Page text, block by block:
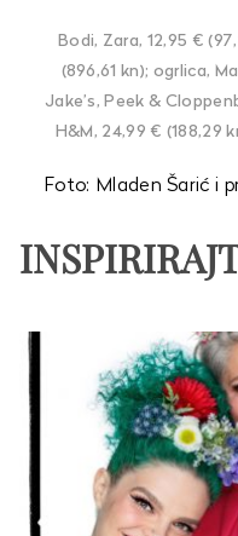
Bodi, Zara, 12,95 €
(896,61 kn); ogrlica,
Jake’s, Peek &
H&M, 24,99 € (188,29
Foto: Mladen Šarić i